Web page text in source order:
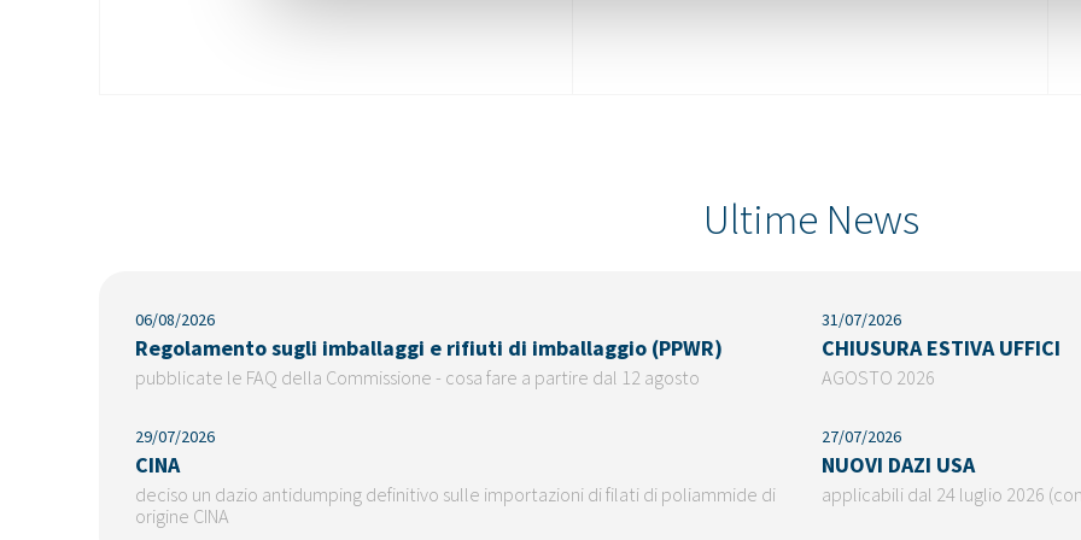
Ultime News
06/08/2026
Regolamento sugli imballaggi e rifiuti di imballaggio (PPWR)
pubblicate le FAQ della Commissione - cosa fare a partire dal 12 agosto
31/07/2026
CHIUSURA ESTIVA UFFICI
AGOSTO 2026
29/07/2026
CINA
deciso un dazio antidumping definitivo sulle importazioni di filati di poliammide di
origine CINA
27/07/2026
NUOVI DAZI USA
applicabili dal 24 luglio 2026